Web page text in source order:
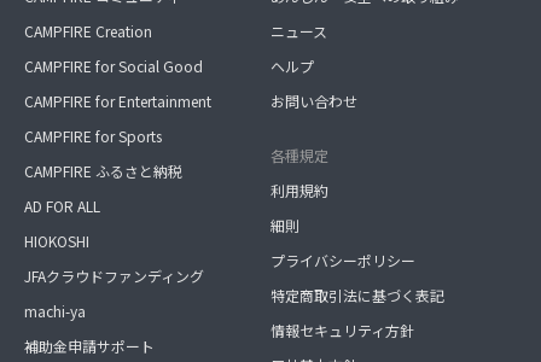
CAMPFIRE Creation
CAMPFIRE for Social Good
CAMPFIRE for Entertainment
CAMPFIRE for Sports
CAMPFIRE ふるさと納税
AD FOR ALL
HIOKOSHI
JFAクラウドファンディング
machi-ya
補助金申請サポート
ニュース
ヘルプ
お問い合わせ
各種規定
利用規約
細則
プライバシーポリシー
特定商取引法に基づく表記
情報セキュリティ方針